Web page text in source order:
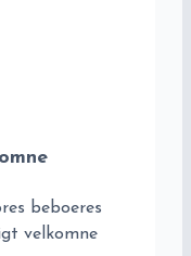
beboeres
velkomne